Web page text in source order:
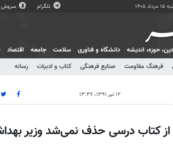
۱۴۰۵ تلگرام سروش
فرهنگ مقاومت صنایع فرهنگی کتاب و ادبیات رسانه
دين، حوزه، انديشه دانشگاه و فناوری سلامت جامعه اقتصاد
۱۲ تیر ۱۳۹۱، ۱۳:۳۶
از کتاب درسی حذف نمی‌شد وزیر